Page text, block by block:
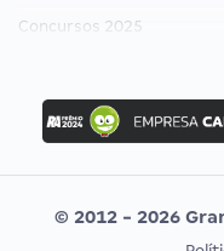
Concursos 2025
Concurso Ibama
Concurso MPU
Editais publicados
© 2012 - 2026